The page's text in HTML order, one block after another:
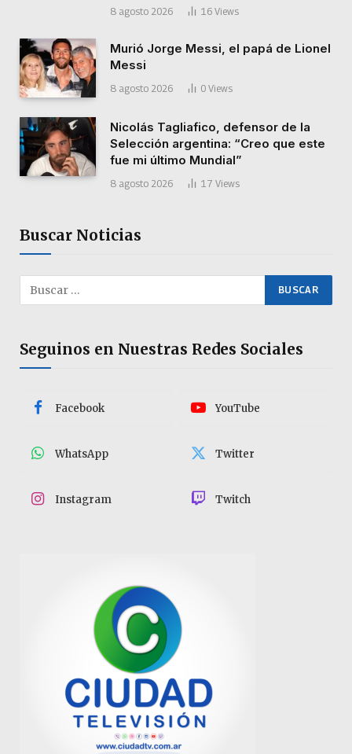
8 agosto 2026 16 Views
Murió Jorge Messi, el papá de Lionel
Messi
8 agosto 2026 0 Views
Nicolás Tagliafico, defensor de la
Selección argentina: “Creo que este
fue mi último Mundial”
8 agosto 2026 17 Views
Buscar Noticias
Seguinos en Nuestras Redes Sociales
Facebook YouTube
WhatsApp Twitter
Instagram Twitch